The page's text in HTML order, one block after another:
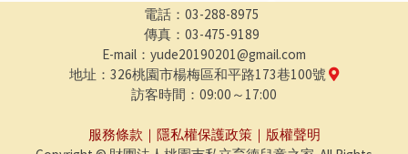
電話：03-288-8975
傳真：03-475-9189
E-mail：yude20190201@gmail.com
地址：326桃園市楊梅區和平路173巷100號
訪客時間：09:00～17:00
服務條款 ｜ 隱私權保護政策｜ 版權聲明